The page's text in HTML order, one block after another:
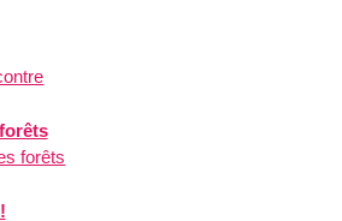
forêts